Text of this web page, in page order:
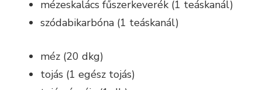
mézeskalács fűszerkeverék (1 teáskanál)
szódabikarbóna (1 teáskanál)
méz (20 dkg)
tojás (1 egész tojás)